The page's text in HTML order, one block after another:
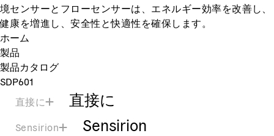
境センサーとフローセンサーは、エネルギー効率を改善し、
健康を増進し、安全性と快適性を確保します。
ホーム
製品
製品カタログ
SDP601
直接に
直接に
Sensirion Sensirion